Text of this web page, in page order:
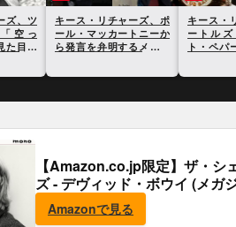
ウイま
ャーズ
下ろし
キース・リチャーズ、ツ
ェッペリンは「空っ
ぽ」、フーは「見た目だ
キース・
ール・マ
ら発言を
【Amazon.co.jp限定】ザ・シ
ズ - デヴィッド・ボウイ (メガ
Amazonで見る